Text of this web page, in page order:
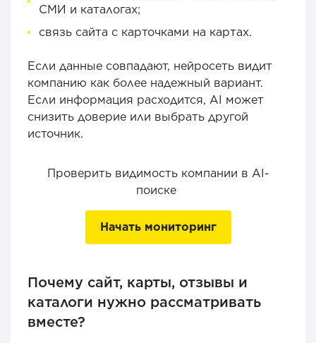
СМИ и каталогах;
связь сайта с карточками на картах.
Если данные совпадают, нейросеть видит
компанию как более надежный вариант.
Если информация расходится, AI может
снизить доверие или выбрать другой
источник.
Проверить видимость компании в AI-
поиске
Начать мониторинг
Почему сайт, карты, отзывы и
каталоги нужно рассматривать
вместе?